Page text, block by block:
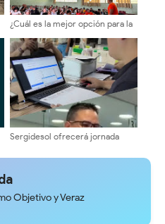
¿Cuál es la mejor opción para la
consultas con candidatos a la
dirección universitaria.
Sergidesol ofrecerá jornada
En el pago del servicio de aseo
Objetivo y Veraz